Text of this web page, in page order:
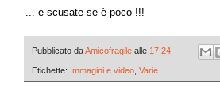
... e scusate se è poco !!!
Pubblicato daAmicofragile alle 17:24
Etichette: Immagini e video Varie